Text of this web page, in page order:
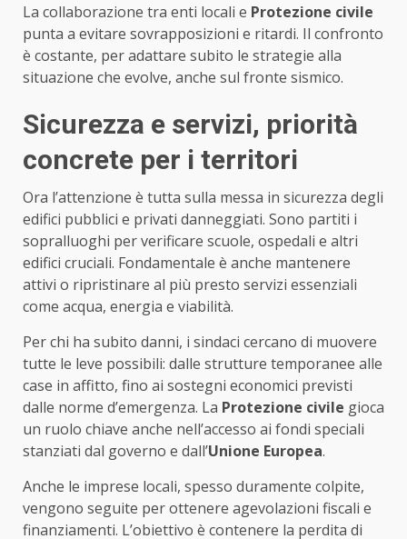
La collaborazione tra enti locali e Protezione civile
punta a evitare sovrapposizioni e ritardi. Il confronto
è costante, per adattare subito le strategie alla
situazione che evolve, anche sul fronte sismico.
Sicurezza e servizi, priorità
concrete per i territori
Ora l’attenzione è tutta sulla messa in sicurezza degli
edifici pubblici e privati danneggiati. Sono partiti i
sopralluoghi per verificare scuole, ospedali e altri
edifici cruciali. Fondamentale è anche mantenere
attivi o ripristinare al più presto servizi essenziali
come acqua, energia e viabilità.
Per chi ha subito danni, i sindaci cercano di muovere
tutte le leve possibili: dalle strutture temporanee alle
case in affitto, fino ai sostegni economici previsti
dalle norme d’emergenza. La Protezione civile gioca
un ruolo chiave anche nell’accesso ai fondi speciali
stanziati dal governo e dall’Unione Europea.
Anche le imprese locali, spesso duramente colpite,
vengono seguite per ottenere agevolazioni fiscali e
finanziamenti. L’obiettivo è contenere la perdita di